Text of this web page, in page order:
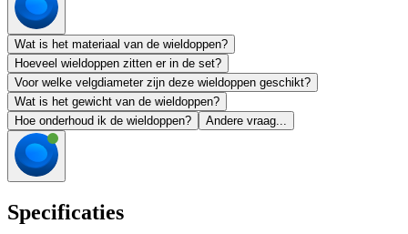
Wat is het materiaal van de wieldoppen?
Hoeveel wieldoppen zitten er in de set?
Voor welke velgdiameter zijn deze wieldoppen geschikt?
Wat is het gewicht van de wieldoppen?
Hoe onderhoud ik de wieldoppen?
Andere vraag...
Specificaties